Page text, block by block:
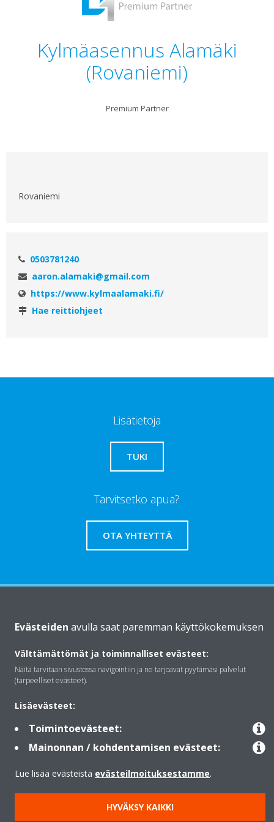
Kylmäasennus Alamäki
(Rovaniemi)
Premium Partner
Rovaniemi
0503781240
aaron.alamaki@gmail.com
https://www.kylmaalamaki.fi/
Hae reittiohjeet
Lisätietoja
TUKI
Tarvitsetko apua?
OTA YHTEYTTÄ
Ratkaisut
Yhteystiedot
Lämpöpumput
Copyright © Daikin
Evästeiden avulla saat paremman käyttökokemuksen
Välttämättömät ja toiminnalliset evästeet:
Näitä tarvitaan sivustossa navigointiin ja ne tarjoavat pyytämäsi palvelut
(tarpeelliset evästeet).
Lisäevästeet:
Toimintoevästeet:
Mainonnan / kohdentamisen evästeet:
Lue lisää evästeistä evästeilmoituksestamme.
HYVÄKSY KAIKKI